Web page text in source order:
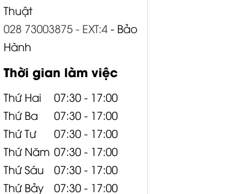
Thuật
028 73003875 - EXT:4 - Bảo
Hành
Thời gian làm việc
Thứ Hai
07:30 - 17:00
Thứ Ba
07:30 - 17:00
Thứ Tư
07:30 - 17:00
Thứ Năm 07:30 - 17:00
Thứ Sáu
07:30 - 17:00
Thứ Bảy
07:30 - 17:00